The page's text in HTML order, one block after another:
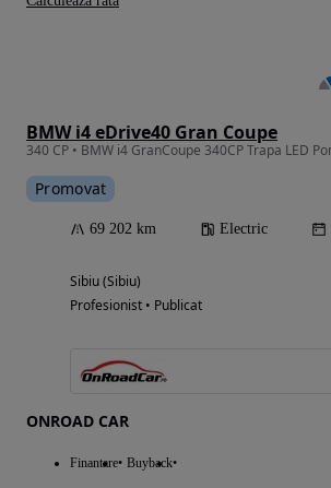
BMW i4 eDrive40 Gran Coupe
Promovat
69 202 km Electric
Sibiu (Sibiu)
Profesionist • Publicat
ONROAD CAR
Finantare Buyback